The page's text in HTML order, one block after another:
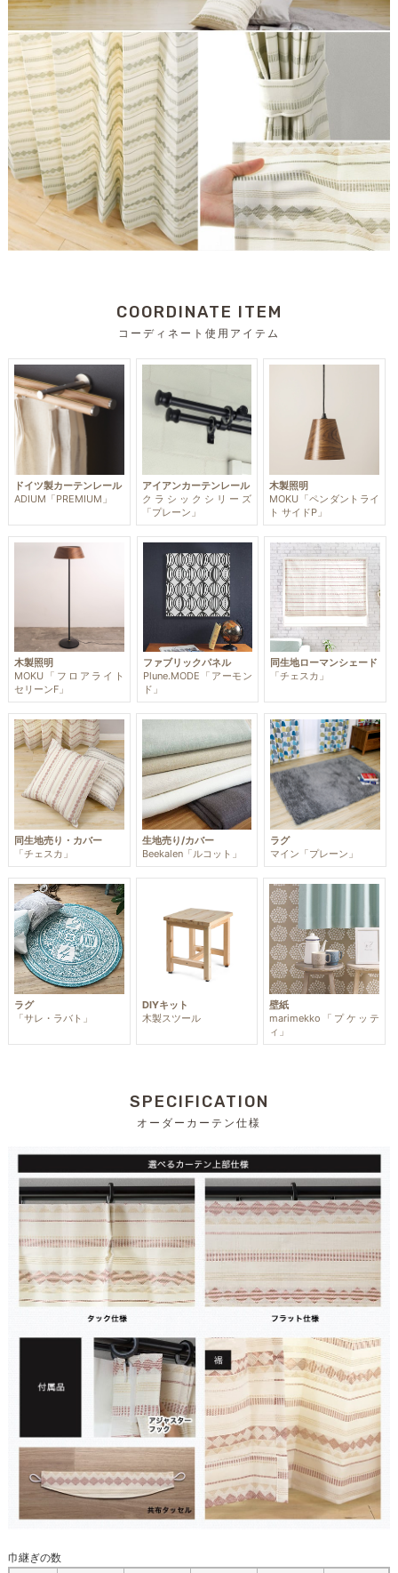
COORDINATE ITEM
コーディネート使用アイテム
ドイツ製カーテンレール
ADIUM「PREMIUM」
アイアンカーテンレール
クラシックシリーズ
「プレーン」
木製照明
MOKU「ペンダントライ
ト サイドP」
木製照明
MOKU「フロアライト
セリーンF」
ファブリックパネル
Plune.MODE「アーモン
ド」
同生地ローマンシェード
「チェスカ」
同生地売り・カバー
「チェスカ」
生地売り/カバー
Beekalen「ルコット」
ラグ
マイン「プレーン」
ラグ
「サレ・ラバト」
DIYキット
木製スツール
壁紙
marimekko「プケッテ
ィ」
SPECIFICATION
オーダーカーテン仕様
巾継ぎの数